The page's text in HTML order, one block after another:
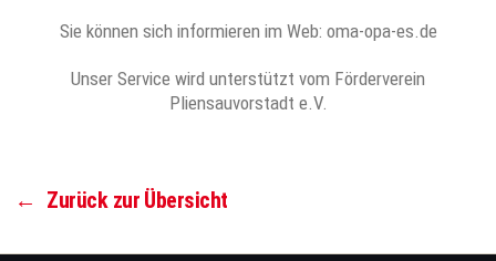
Sie können sich informieren im Web: oma-opa-es.de
Unser Service wird unterstützt vom Förderverein
Pliensauvorstadt e.V.
← Zurück zur Übersicht